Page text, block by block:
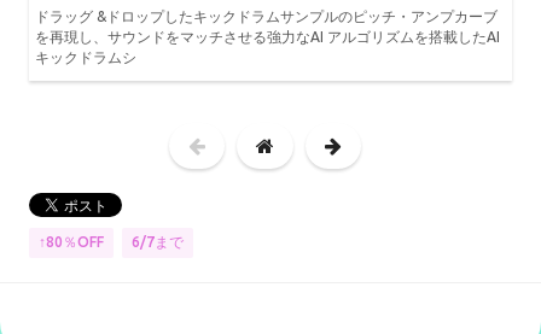
ドラッグ &ドロップしたキックドラムサンプルのピッチ・アンプカーブ
を再現し、サウンドをマッチさせる強力なAI アルゴリズムを搭載したAI
キックドラムシ
↑80％OFF 6/7まで